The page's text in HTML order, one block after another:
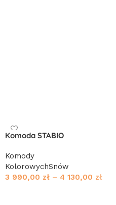
Komoda STABIO
Komody
KolorowychSnów
3 990,00 zł – 4 130,00 zł